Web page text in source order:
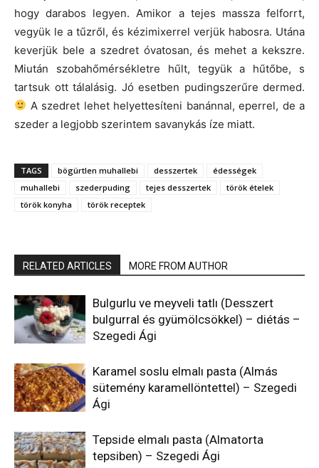
hogy darabos legyen. Amikor a tejes massza felforrt,
vegyük le a tűzről, és kézimixerrel verjük habosra. Utána
keverjük bele a szedret óvatosan, és mehet a kekszre.
Miután szobahőmérsékletre hűlt, tegyük a hűtőbe, s
tartsuk ott tálalásig. Jó esetben pudingszerűre dermed.
A szedret lehet helyettesíteni banánnal, eperrel, de a
szeder a legjobb szerintem savanykás íze miatt.
TAGS bögürtlen muhallebi desszertek
édességek
muhallebi
szederpuding tejes desszertek
török ételek
török konyha
török receptek
RELATED ARTICLES MORE FROM AUTHOR
Bulgurlu ve meyveli tatlı (Desszert
bulgurral és gyümölcsökkel) – diétás –
Szegedi Ági
Karamel soslu elmalı pasta (Almás
sütemény karamellöntettel) – Szegedi
Ági
Tepside elmalı pasta (Almatorta
tepsiben) – Szegedi Ági